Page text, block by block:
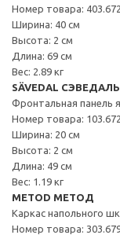
Номер товара:
Ширина: 40 см
Высота: 2 см
Длина: 69 см
Вес: 2.89 кг
SÄVEDAL СЭВЕДАЛЬ
Фронтальная панель
Номер товара:
Ширина: 20 см
Высота: 2 см
Длина: 49 см
Вес: 1.19 кг
METOD МЕТОД
Каркас напольного
Номер товара: